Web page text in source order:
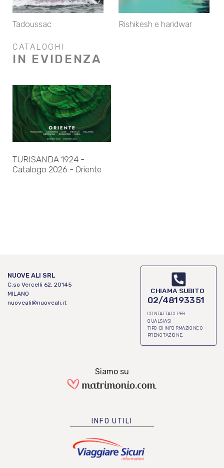
Tadoussac Rishikesh e haridwar
CATALOGHI
IN EVIDENZA
TURISANDA 1924 -
Catalogo 2026 - Oriente
NUOVE ALI SRL
C.so Vercelli 62, 20145
MILANO
nuoveali@nuoveali.it
CHIAMA SUBITO
02/48193351
CONTATTACI PER
QUALSIASI
TIPO DI INFORMAZIONE O
PRENOTAZIONE.
Siamo su
INFO UTILI